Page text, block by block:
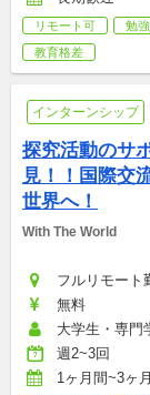
リモート可 勉
教育格差
インターンシップ
探究活動のサ
見！！国際交
世界へ！
With The World
フルリモート
無料
大学生・専門
週2~3回
1ヶ月間~3ヶ